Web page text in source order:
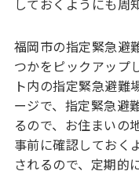
しておくようにも周
福岡市の指定緊急避
つかをピックアップ
ト内の指定緊急避難
ージで、指定緊急避
るので、お住まいの
事前に確認しておく
されるので、定期的